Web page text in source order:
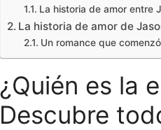
La historia de amor entre
La historia de amor de
Un romance que
¿Quién es la
Descubre